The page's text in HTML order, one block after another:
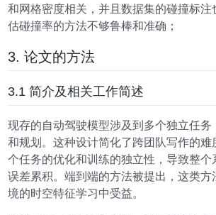
和网格密度相关，并且数据集的碰撞标注
估碰撞率的方法不够鲁棒和准确；
3. 论文的方法
3.1 简介及相关工作简述
现存的自动驾驶模型涉及到多个独立任务
和规划。这种设计简化了跨团队写作的难
个任务的优化和训练的独立性，导致整个
误差累积。端到端的方法被提出，这类方
境的时空特征学习中受益。